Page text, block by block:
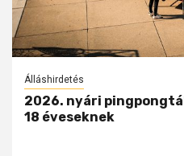
Álláshirdetés
2026. nyári
18 éveseknek